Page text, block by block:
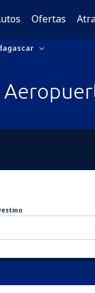
Ofertas